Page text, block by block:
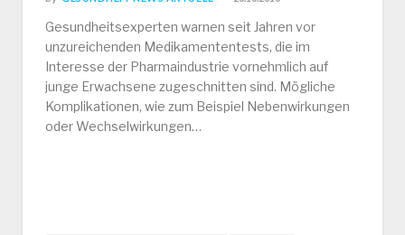
Gesundheitsexperten warnen seit Jahren vor
unzureichenden Medikamententests, die im
Interesse der Pharmaindustrie vornehmlich auf
junge Erwachsene zugeschnitten sind. Mögliche
Komplikationen, wie zum Beispiel Nebenwirkungen
oder Wechselwirkungen…